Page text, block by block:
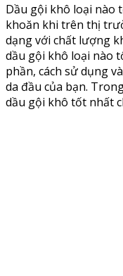
Dầu gội khô loại nào
khoăn khi trên thị
dạng với chất lượng
dầu gội khô loại nào
phần, cách sử dụng
da đầu của bạn.
dầu gội khô tốt nhất